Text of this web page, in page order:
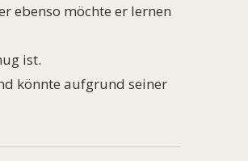
ebenso möchte er lernen
ist.
könnte aufgrund seiner